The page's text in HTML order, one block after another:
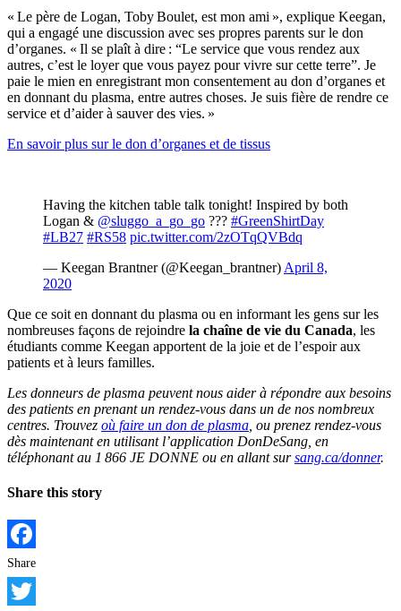
« Le père de Logan, Toby Boulet, est mon ami », explique Keegan,
qui a engagé une discussion avec ses propres parents sur le don
d’organes. « Il se plaît à dire : “Le service que vous rendez aux
autres, c’est le loyer que vous payez pour vivre sur cette terre”. Je
paie le mien en enregistrant mon consentement au don d’organes et
en donnant du plasma, entre autres choses. Je suis fière de rendre ce
service et d’aider à sauver des vies. »
En savoir plus sur le don d’organes et de tissus
Having the kitchen table talk tonight! Inspired by both
Logan & @sluggo_a_go_go ??? #GreenShirtDay
#LB27 #RS58 pic.twitter.com/2zOTqQVBdq
— Keegan Brantner (@Keegan_brantner) April 8,
2020
Que ce soit en donnant du plasma ou en informant les gens sur les
nombreuses façons de rejoindre la chaîne de vie du Canada, les
étudiants comme Keegan apportent de la joie et de l’espoir aux
patients et à leurs familles.
Les donneurs de plasma peuvent nous aider à répondre aux besoins
des patients en prenant un rendez-vous dans un de nos nombreux
centres. Trouvez où faire un don de plasma , ou prenez rendez-vous
dès maintenant en utilisant l’application DonDeSang, en
téléphonant au 1 866 JE DONNE ou en allant sursang.ca/donner.
Share this story
Facebook
Share